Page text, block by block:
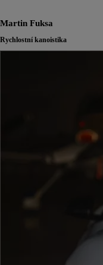
Martin Fuksa
Rychlostní kanoistika